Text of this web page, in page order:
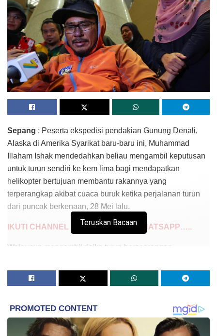
Sepang : Peserta ekspedisi pendakian Gunung Denali,
Alaska di Amerika Syarikat baru-baru ini, Muhammad
Illaham Ishak mendedahkan beliau mengambil keputusan
untuk turun sendiri ke kem lima bagi mendapatkan
helikopter bertujuan membantu rakannya yang
terperangkap akibat cuaca buruk ketika perjalanan turun
dari puncak berkenaan, 28 Mei lalu.
IKUTI CHANNEL MYNEWSHUB DI WHATSAPP…..
Walaupun mengambil risiko turun berseorangan
bagi mendapatkan bantuan kecemasan, beliau berkata,
tindakan itu perlu dilakukan segera memandangkan
bertambah buruk dan mengalami kecederaan kaki.
“Saya turun ke bawah sebenarnya nak cari helikopter
Teruskan Bacaan